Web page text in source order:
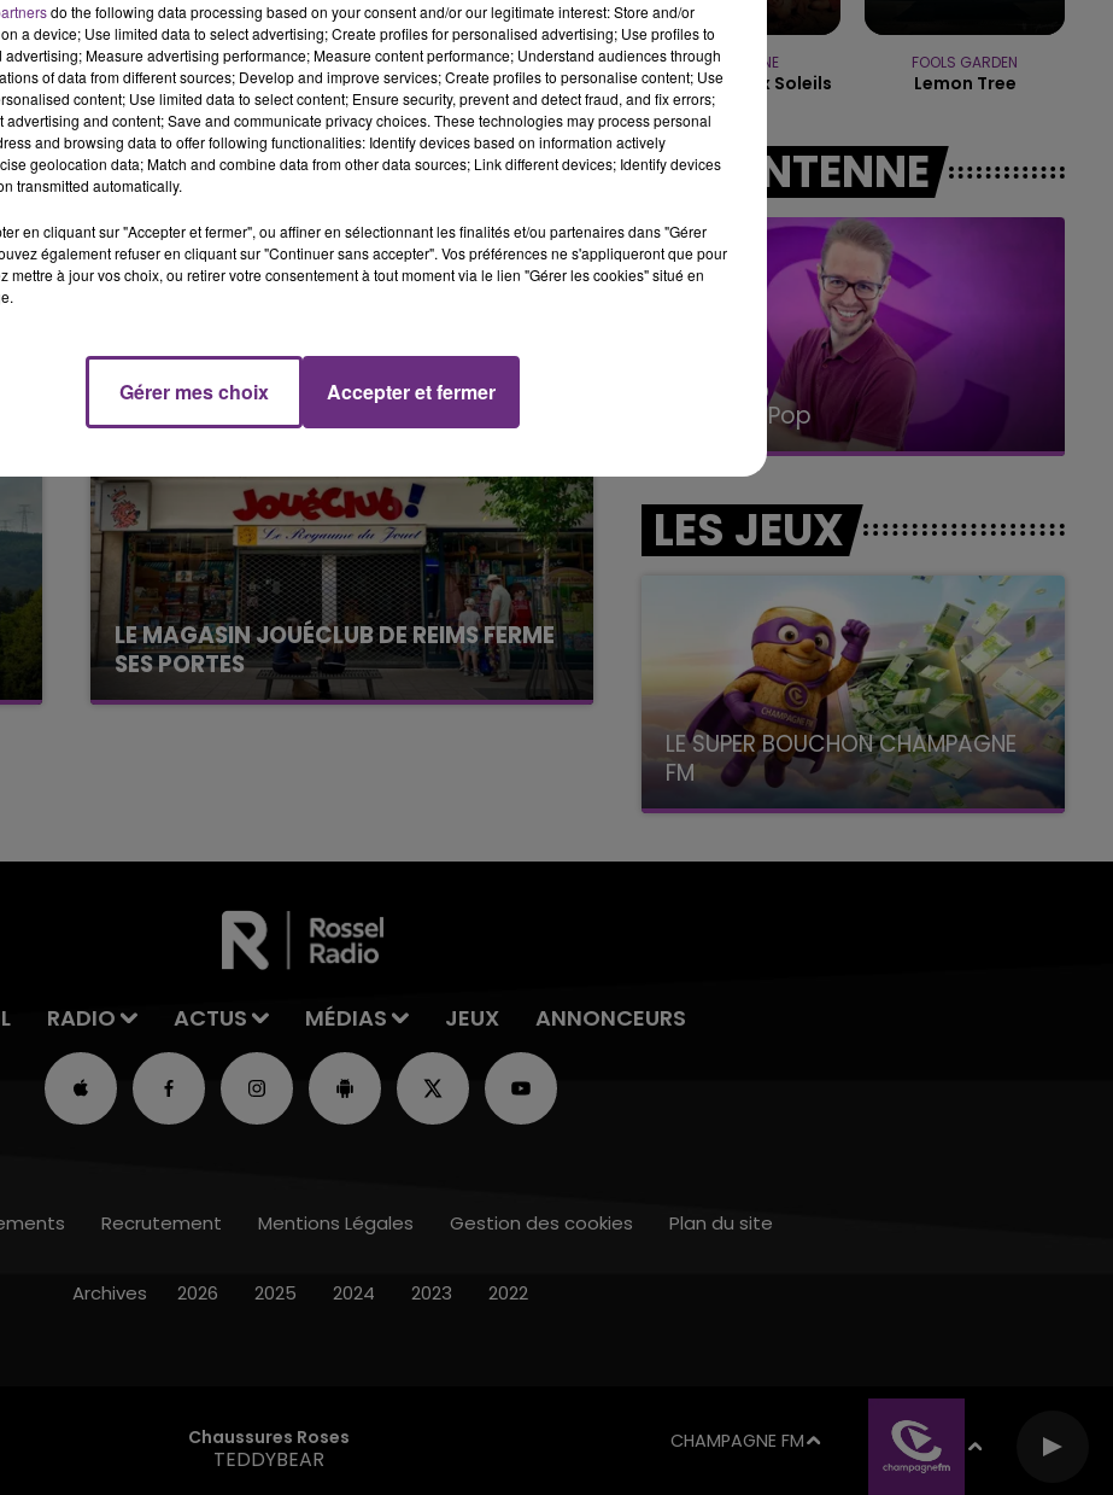
amis, n'hésitez pas mais attention, vous devez pouvoir
LE MAGASIN JOUÉCLUB DE REIMS FERME
SES PORTES
C'était l'une des institutions du centre-ville
INDOCHINE
Les Nouveaux Soleils
FOOLS GARDEN
Lemon Tree
A L'ANTENNE
10h00 - 14h00
LE TICKET DE CAISSE
14h00 - 15h00
La Radio Pop
LES JEUX
LE SUPER BOUCHON CHAMPAGNE
FM
avec La Famille Champagne FM, à 8H10
RADIO ACTUS MÉDIAS JEUX ANNONCEURS
Chaussures Roses
TEDDYBEAR
CHAMPAGNE FM
Recrutement Mentions Légales Gestion des cookies Plan du site
Archives 2026 2025 2024 2023 2022
do the following data processing based on your consent and/or our legitimate interest: Store and/or
a device; Use limited data to select advertising; Create profiles for personalised advertising; Use profiles to
Measure advertising performance; Measure content performance; Understand audiences through
of data from different sources; Develop and improve services; Create profiles to personalise content; Use
content; Use limited data to select content; Ensure security, prevent and detect fraud, and fix errors;
advertising and content; Save and communicate privacy choices. These technologies may process personal
and browsing data to offer following functionalities: Identify devices based on information actively
geolocation data; Match and combine data from other data sources; Link different devices; Identify devices
transmitted automatically.
en cliquant sur "Accepter et fermer", ou affiner en sélectionnant les finalités et/ou partenaires dans "Gérer
également refuser en cliquant sur "Continuer sans accepter". Vos préférences ne s'appliqueront que pour
mettre à jour vos choix, ou retirer votre consentement à tout moment via le lien "Gérer les cookies" situé en
Gérer mes choix Accepter et fermer